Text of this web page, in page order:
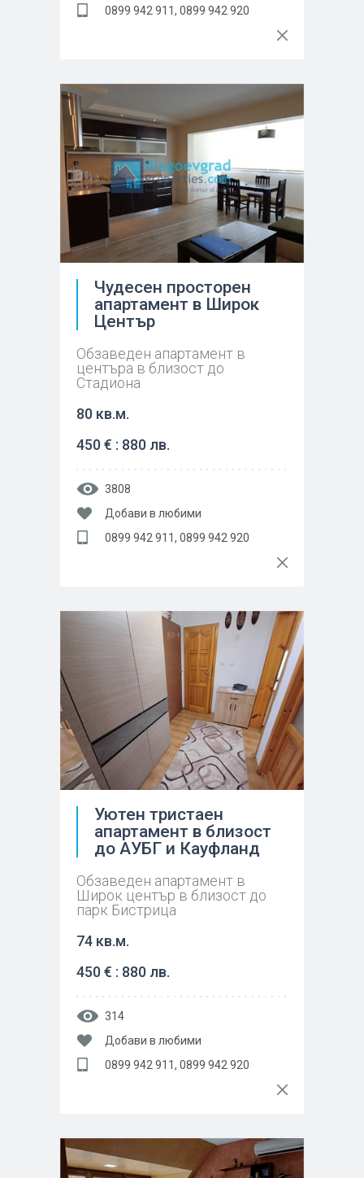
0899 942 911, 0899 942 920
Чудесен просторен
апартамент в Широк
Център
Обзаведен апартамент в
центъра в близост до
Стадиона
80 кв.м.
450 € : 880 лв.
3808
Добави в любими
0899 942 911, 0899 942 920
Уютен тристаен
апартамeнт в близост
до АУБГ и Кауфланд
Обзаведен апартамент в
Широк център в близост до
парк Бистрица
74 кв.м.
450 € : 880 лв.
314
Добави в любими
0899 942 911, 0899 942 920